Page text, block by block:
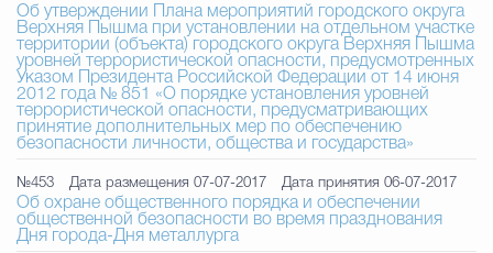
Об утверждении Плана мероприятий городского округа
Верхняя Пышма при установлении на отдельном участке
территории (объекта) городского округа Верхняя Пышма
уровней террористической опасности, предусмотренных
Указом Президента Российской Федерации от 14 июня
2012 года № 851 «О порядке установления уровней
террористической опасности, предусматривающих
принятие дополнительных мер по обеспечению
безопасности личности, общества и государства»
№453 Дата размещения 07-07-2017 Дата принятия 06-07-2017
Об охране общественного порядка и обеспечении
общественной безопасности во время празднования
Дня города-Дня металлурга